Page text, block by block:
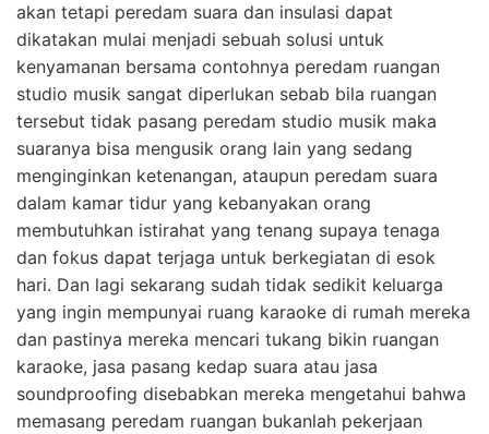
akan tetapi peredam suara dan insulasi dapat
dikatakan mulai menjadi sebuah solusi untuk
kenyamanan bersama contohnya peredam ruangan
studio musik sangat diperlukan sebab bila ruangan
tersebut tidak pasang peredam studio musik maka
suaranya bisa mengusik orang lain yang sedang
menginginkan ketenangan, ataupun peredam suara
dalam kamar tidur yang kebanyakan orang
membutuhkan istirahat yang tenang supaya tenaga
dan fokus dapat terjaga untuk berkegiatan di esok
hari. Dan lagi sekarang sudah tidak sedikit keluarga
yang ingin mempunyai ruang karaoke di rumah mereka
dan pastinya mereka mencari tukang bikin ruangan
karaoke, jasa pasang kedap suara atau jasa
soundproofing disebabkan mereka mengetahui bahwa
memasang peredam ruangan bukanlah pekerjaan